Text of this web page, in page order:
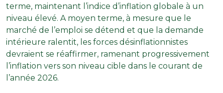
terme, maintenant l’indice d’inflation globale à un
niveau élevé. A moyen terme, à mesure que le
marché de l’emploi se détend et que la demande
intérieure ralentit, les forces désinflationnistes
devraient se réaffirmer, ramenant progressivement
l’inflation vers son niveau cible dans le courant de
l’année 2026.